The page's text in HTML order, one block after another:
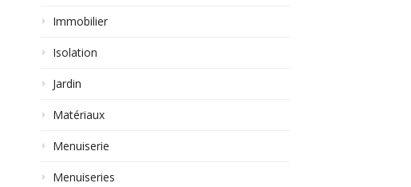
Immobilier
Isolation
Jardin
Matériaux
Menuiserie
Menuiseries